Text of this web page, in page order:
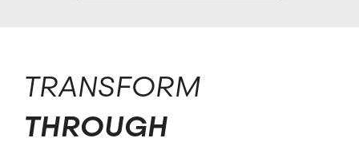
estrategia
y
distintos
niveles:
TRANSFORM
THROUGH